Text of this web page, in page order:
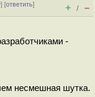
] [ответить]
+ / –
-
несмешная шутка.